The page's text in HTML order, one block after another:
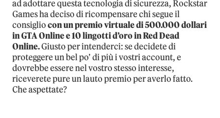
ad adottare questa tecnologia di sicurezza, Rockstar
Games ha deciso di ricompensare chi segue il
consigliocon un premio virtuale di 500.000 dollari
in GTA Online e 10 lingotti d’oro in Red Dead
Online.Giusto per intenderci: se decidete di
proteggere un bel po’ di più i vostri account, e
dovrebbe essere nel vostro stesso interesse,
riceverete pure un lauto premio per averlo fatto.
Che aspettate?